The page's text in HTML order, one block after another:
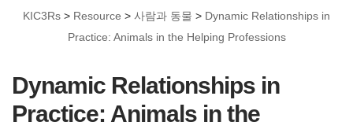
KIC3Rs > Resource > 사람과 동물 > Dynamic Relationships in
Practice: Animals in the Helping Professions
Dynamic Relationships in
Practice: Animals in the